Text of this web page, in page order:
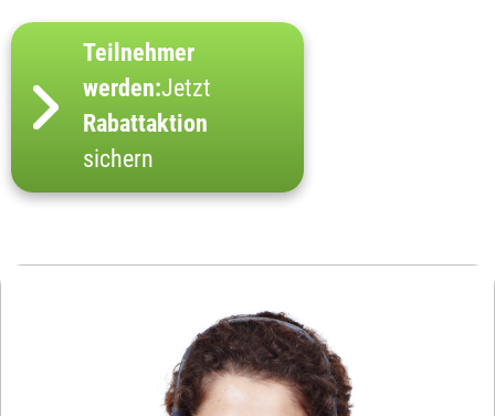
Teilnehmer
werden:Jetzt
Rabattaktion
sichern